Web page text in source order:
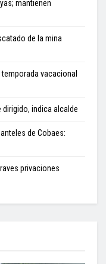
mantienen
de la mina
vacacional
indica alcalde
de Cobaes:
privaciones